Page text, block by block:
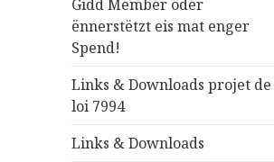
Gidd Member oder
ënnerstëtzt eis mat enger
Spend!
Links & Downloads projet de
loi 7994
Links & Downloads